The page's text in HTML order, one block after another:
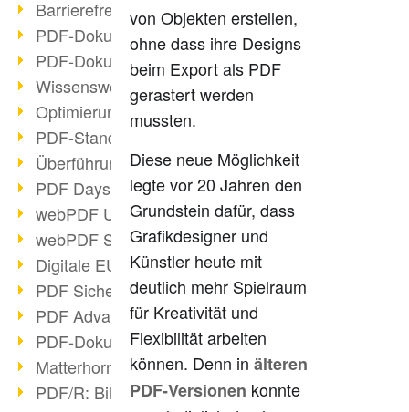
Barrierefreie PDF-Dokumente (2/3)
PDF-Dokumente mit OCR optimieren
PDF-Dokumente barrierefrei?
Wissenswertes über E-Signatur
Optimierung des PDF-Formats
PDF-Standards im Überblick
Überführung PDF/A in Archivsystem
PDF Days Europe 2021
webPDF Update 8.0.0.2282
webPDF Statistik-Auswertungen
Digitale EU COVID-Zertifikate
PDF Sicherheitseinstellungen
PDF Advanced Electronic Signature
PDF-Dokumente neu organisieren
Matterhorn Protokoll 1.1 verfügbar
PDF/R: Bildformat der Zukunft
von Objekten erstellen,
ohne dass ihre Designs
beim Export als PDF
gerastert werden
mussten.
Diese neue Möglichkeit
legte vor 20 Jahren den
Grundstein dafür, dass
Grafikdesigner und
Künstler heute mit
deutlich mehr Spielraum
für Kreativität und
Flexibilität arbeiten
können. Denn in älteren
PDF-Versionen konnte